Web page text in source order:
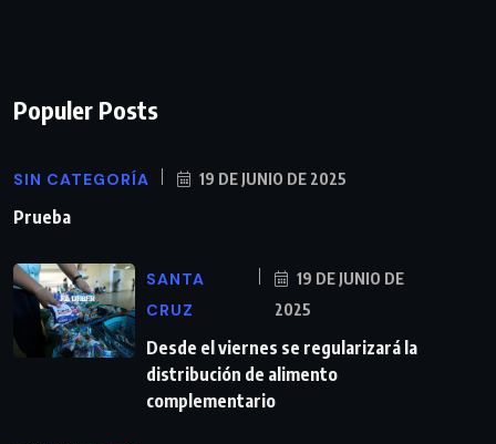
Populer Posts
SIN CATEGORÍA 19 DE JUNIO DE 2025
Prueba
SANTA
CRUZ
19 DE JUNIO DE
2025
Desde el viernes se regularizará la
distribución de alimento
complementario